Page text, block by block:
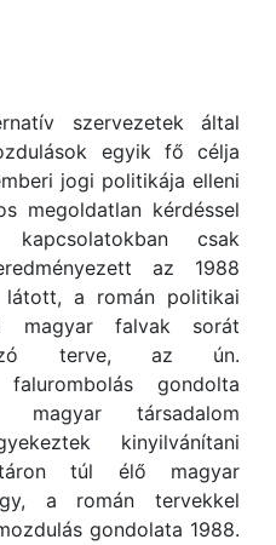
szervezetek által
egyik fő célja
jogi politikája elleni
megoldatlan kérdéssel
kapcsolatokban csak
az 1988
látott, a román politikai
magyar falvak sorát
terve, az ún.
falurombolás gondolta
társadalom
kinyilvánítani
túl élő magyar
a román tervekkel
gondolata 1988.